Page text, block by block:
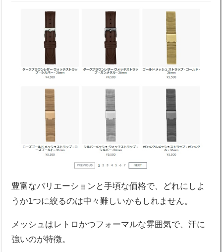
豊富なバリエーションと手頃な価格で、どれにしよ
うか1つに絞るのは中々難しいかもしれません。
メッシュはレトロかつフォーマルな雰囲気で、汗に
強いのが特徴。